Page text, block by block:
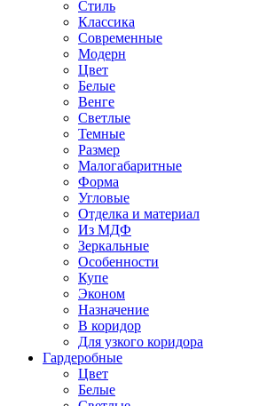
Стиль
Классика
Современные
Модерн
Цвет
Белые
Венге
Светлые
Темные
Размер
Малогабаритные
Форма
Угловые
Отделка и материал
Из МДФ
Зеркальные
Особенности
Купе
Эконом
Назначение
В коридор
Для узкого коридора
Гардеробные
Цвет
Белые